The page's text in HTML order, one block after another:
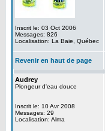
Inscrit le: 03 Oct 2006
Messages: 826
Localisation: La Baie, Québec
Revenir en haut de page
Audrey
Plongeur d'eau douce
Inscrit le: 10 Avr 2008
Messages: 29
Localisation: Alma